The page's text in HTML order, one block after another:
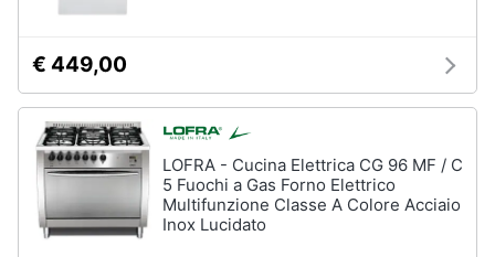
Brico
e
Giardinaggio
Salute
e
igiene
Lavastoviglie
Lavastoviglie
Incasso
Lavastoviglie
€ 449,00
LOFRA - Cucina Elettrica CG 96 MF / C
5 Fuochi a Gas Forno Elettrico
Multifunzione Classe A Colore Acciaio
Inox Lucidato